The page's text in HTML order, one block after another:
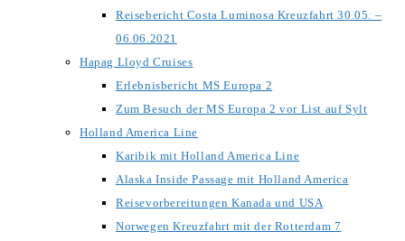
Reisebericht Costa Luminosa Kreuzfahrt 30.05. –
06.06.2021
Hapag Lloyd Cruises
Erlebnisbericht MS Europa 2
Zum Besuch der MS Europa 2 vor List auf Sylt
Holland America Line
Karibik mit Holland America Line
Alaska Inside Passage mit Holland America
Reisevorbereitungen Kanada und USA
Norwegen Kreuzfahrt mit der Rotterdam 7